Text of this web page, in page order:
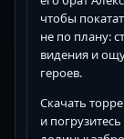
чтобы
не по плану:
видения и
героев.
Скачать
и